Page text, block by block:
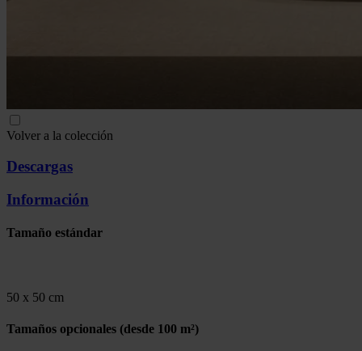
Volver a la colección
Descargas
Información
Tamaño estándar
50 x 50 cm
Tamaños opcionales (desde 100 m²)